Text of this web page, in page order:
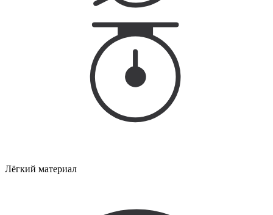
Лёгкий материал